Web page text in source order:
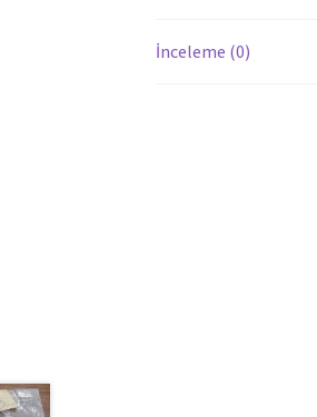
İnceleme (0)